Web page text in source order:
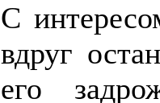
С
вдруг
его